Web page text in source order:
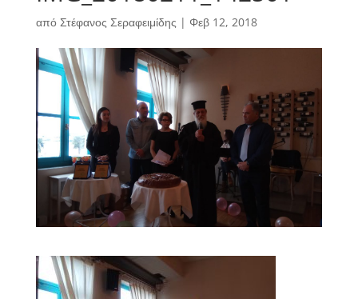
από Στέφανος Σεραφειμίδης | Φεβ 12, 2018